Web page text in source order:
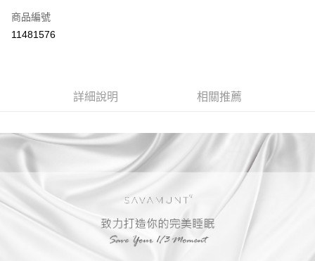
合作金庫商業銀行
上海商業儲蓄銀行
聯邦商業銀行
遠東國際商業銀行
台新國際商業銀行
中國信託商業銀行
LINE Pay
Apple Pay
全盈+PAY
大哥付你分期
【大哥付你分期使用說明】
1.本服務由台灣大哥大提供，台灣大哥大用戶可立即使用無須另外申請。
2.付款方式選擇「大哥付你分期」，訂單成立後會自動跳轉到大哥付的交易
流程，驗證手機門號後，選擇欲分期的期數、繳款截止日，確認付款後即完
AFTEE先享後付
相關說明
商品編號
11481576
詳細說明 相關推薦